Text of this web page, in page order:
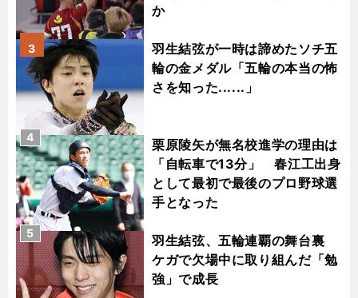
か
羽生結弦が一時は諦めたソチ五
輪の金メダル「五輪の本当の怖
さを知った......」
3
栗原陵矢が無名校進学の理由は
「自転車で13分」 春江工出身
として最初で最後のプロ野球選
手となった
4
羽生結弦、五輪連覇の舞台裏
ケガで欠場中に取り組んだ「勉
強」で成長
5